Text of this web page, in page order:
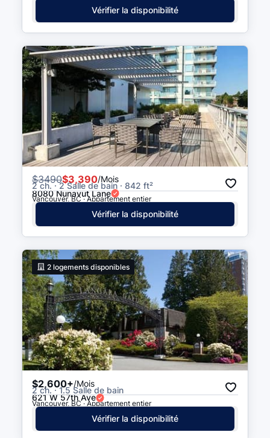
Vérifier la disponibilité
$3490$3,390/Mois
2 ch. · 2 Salle de bain · 842 ft²
8080 Nunavut Lane
Vancouver, BC · Appartement entier
Vérifier la disponibilité
2 logements disponibles
$2,600+/Mois
2 ch. · 1.5 Salle de bain
621 W 57th Ave
Vancouver, BC · Appartement entier
Vérifier la disponibilité